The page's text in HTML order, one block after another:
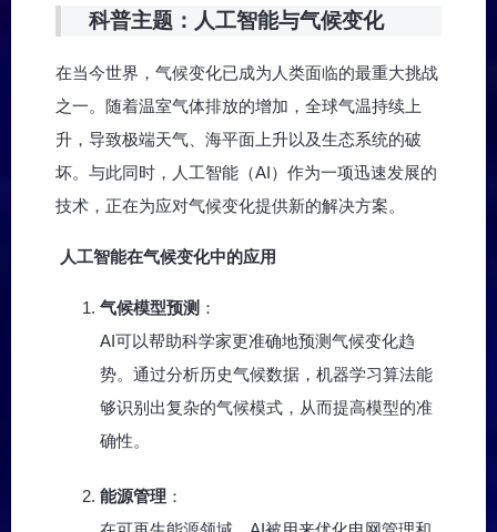
科普主题：人工智能与气候变化
在当今世界，气候变化已成为人类面临的最重大挑战
之一。随着温室气体排放的增加，全球气温持续上
升，导致极端天气、海平面上升以及生态系统的破
坏。与此同时，人工智能（AI）作为一项迅速发展的
技术，正在为应对气候变化提供新的解决方案。
人工智能在气候变化中的应用
气候模型预测 ：
AI可以帮助科学家更准确地预测气候变化趋
势。通过分析历史气候数据，机器学习算法能
够识别出复杂的气候模式，从而提高模型的准
确性。
能源管理 ：